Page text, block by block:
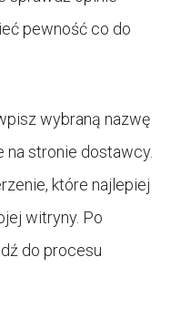
pewność co do
wybraną nazwę
stronie dostawcy.
które najlepiej
witryny. Po
do procesu